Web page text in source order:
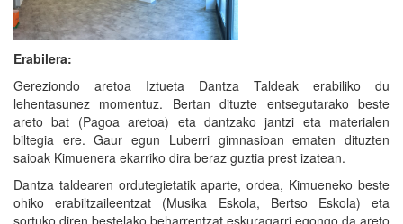
Erabilera:
Gereziondo aretoa Iztueta Dantza Taldeak erabiliko du
lehentasunez momentuz. Bertan dituzte entsegutarako beste
areto bat (Pagoa aretoa) eta dantzako jantzi eta materialen
biltegia ere. Gaur egun Luberri gimnasioan ematen dituzten
saioak Kimuenera ekarriko dira beraz guztia prest izatean.
Dantza taldearen ordutegietatik aparte, ordea, Kimueneko beste
ohiko erabiltzaileentzat (Musika Eskola, Bertso Eskola) eta
sortuko diren bestelako beharrentzat eskuragarri egongo da areto